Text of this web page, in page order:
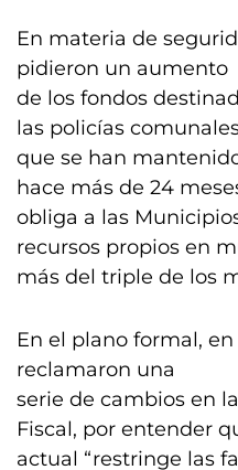
En materia de
pidieron un aumento
de los fondos
las policías
que se han
hace más de 24
obliga a las
recursos propios en
más del triple de los
En el plano formal,
reclamaron una
serie de cambios en
Fiscal, por entender
actual “restringe las